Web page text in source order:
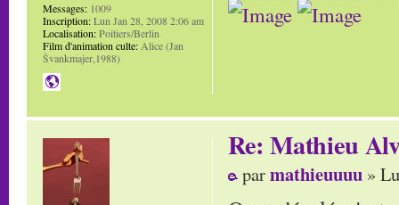
Messages: 1009
Inscription:Lun Jan 28, 2008 2:06 am
Localisation:Poitiers/Berlin
Film d'animation culte: Alice (Jan
Švankmajer,1988)
Re: Mathieu
parmathieuuuu »